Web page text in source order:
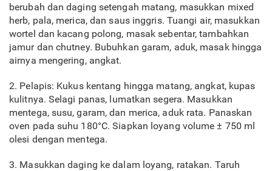
berubah dan daging setengah matang, masukkan mixed
herb, pala, merica, dan saus inggris. Tuangi air, masukkan
wortel dan kacang polong, masak sebentar, tambahkan
jamur dan chutney. Bubuhkan garam, aduk, masak hingga
airnya mengering, angkat.
2. Pelapis: Kukus kentang hingga matang, angkat, kupas
kulitnya. Selagi panas, lumatkan segera. Masukkan
mentega, susu, garam, dan merica, aduk rata. Panaskan
oven pada suhu 180°C. Siapkan loyang volume ± 750 ml
olesi dengan mentega.
3. Masukkan daging ke dalam loyang, ratakan. Taruh